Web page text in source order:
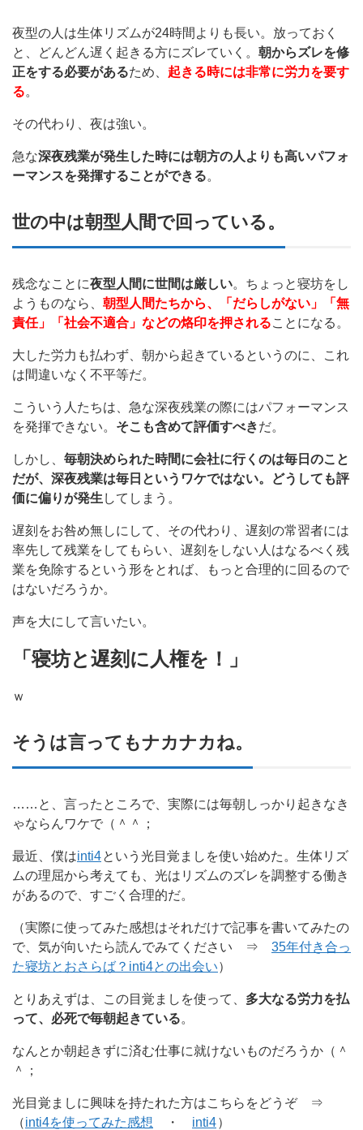
夜型の人は生体リズムが24時間よりも長い。放っておく
と、どんどん遅く起きる方にズレていく。 朝からズレを修
正をする必要があるため、 起きる時には非常に労力を要す
る。
その代わり、夜は強い。
急な深夜残業が発生した時には朝方の人よりも高いパフォ
ーマンスを発揮することができる。
世の中は朝型人間で回っている。
残念なことに夜型人間に世間は厳しい。ちょっと寝坊をし
ようものなら、 朝型人間たちから、「だらしがない」「無
責任」「社会不適合」などの烙印を押されることになる。
大した労力も払わず、朝から起きているというのに、これ
は間違いなく不平等だ。
こういう人たちは、急な深夜残業の際にはパフォーマンス
を発揮できない。 そこも含めて評価すべきだ。
しかし、 毎朝決められた時間に会社に行くのは毎日のこと
だが、深夜残業は毎日というワケではない。どうしても評
価に偏りが発生 してしまう。
遅刻をお咎め無しにして、その代わり、遅刻の常習者には
率先して残業をしてもらい、遅刻をしない人はなるべく残
業を免除するという形をとれば、もっと合理的に回るので
はないだろうか。
声を大にして言いたい。
「寝坊と遅刻に人権を！」
ｗ
そうは言ってもナカナカね。
……と、言ったところで、実際には毎朝しっかり起きなき
ゃならんワケで（＾＾；
最近、僕はinti4という光目覚ましを使い始めた。生体リズ
ムの理屈から考えても、光はリズムのズレを調整する働き
があるので、すごく合理的だ。
（実際に使ってみた感想はそれだけで記事を書いてみたの
で、気が向いたら読んでみてください ⇒ 35年付き合っ
た寝坊とおさらば？inti4との出会い）
とりあえずは、この目覚ましを使って、 多大なる労力を払
って、必死で毎朝起きている。
なんとか朝起きずに済む仕事に就けないものだろうか（＾
＾；
光目覚ましに興味を持たれた方はこちらをどうぞ ⇒
（inti4を使ってみた感想 ・ inti4）